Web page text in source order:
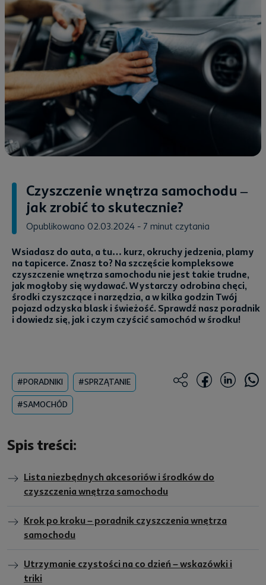
Czyszczenie wnętrza samochodu –
jak zrobić to skutecznie?
Opublikowano 02.03.2024 - 7 minut czytania
Wsiadasz do auta, a tu… kurz, okruchy jedzenia, plamy
na tapicerce. Znasz to? Na szczęście kompleksowe
czyszczenie wnętrza samochodu nie jest takie trudne,
jak mogłoby się wydawać. Wystarczy odrobina chęci,
środki czyszczące i narzędzia, a w kilka godzin Twój
pojazd odzyska blask i świeżość. Sprawdź nasz poradnik
i dowiedz się, jak i czym czyścić samochód w środku!
#PORADNIKI #SPRZĄTANIE
#SAMOCHÓD
Spis treści:
Lista niezbędnych akcesoriów i środków do
czyszczenia wnętrza samochodu
Krok po kroku – poradnik czyszczenia wnętrza
samochodu
Utrzymanie czystości na co dzień – wskazówki i
triki